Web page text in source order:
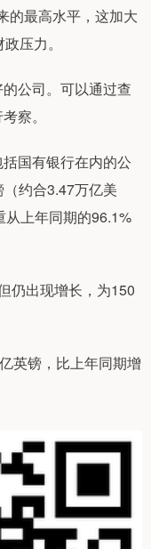
的最高水平，这加大
压力。
公司。可以通过查
察。
国有银行在内的公
约合3.47万亿美
上年同期的96.1%
出现增长，为150
镑，比上年同期增